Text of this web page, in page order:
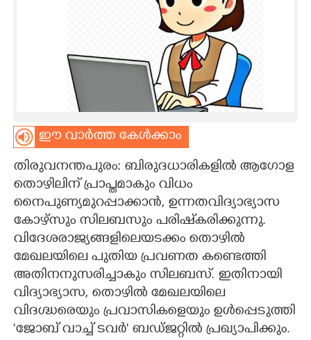
CARTOONS
LITERATURE
ZOOM
CONTACT US
ഈ വാർത്ത കേൾക്കാം
തിരുവനന്തപുരം: ബിരുദധാരികളിൽ ആഗോള
തൊഴിലിന് പ്രാപ്തമാകും വിധം
നൈപുണ്യമുറപ്പാക്കാൻ, ഉന്നതവിദ്യാഭ്യാസ
കോഴ്സും സിലബസും പരിഷ്‌കരിക്കുന്നു.
വിദേശരാജ്യങ്ങളിലെയടക്കം തൊഴിൽ
മേഖലയിലെ പുതിയ പ്രവണത കണ്ടെത്തി
അതിനനുസരിച്ചാകും സിലബസ്. ഇതിനായി
വിദ്യാഭ്യാസ, തൊഴിൽ മേഖലയിലെ
വിദഗ്ദ്ധരെയും പ്രവാസികളെയും ഉൾപ്പെടുത്തി
'ജോബ് വാച്ച് ടവർ' ബഡ്ജറ്റിൽ പ്രഖ്യാപിക്കും.